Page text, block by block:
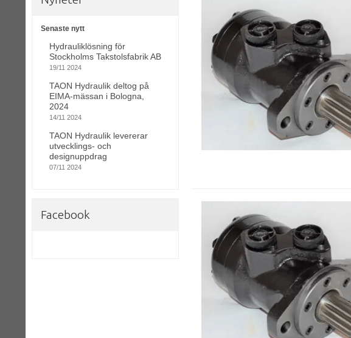
Senaste nytt
Hydrauliklösning för
Stockholms Takstolsfabrik AB
19/11 2024
TAON Hydraulik deltog på
EIMA-mässan i Bologna,
2024
14/11 2024
TAON Hydraulik levererar
utvecklings- och
designuppdrag
07/11 2024
Facebook